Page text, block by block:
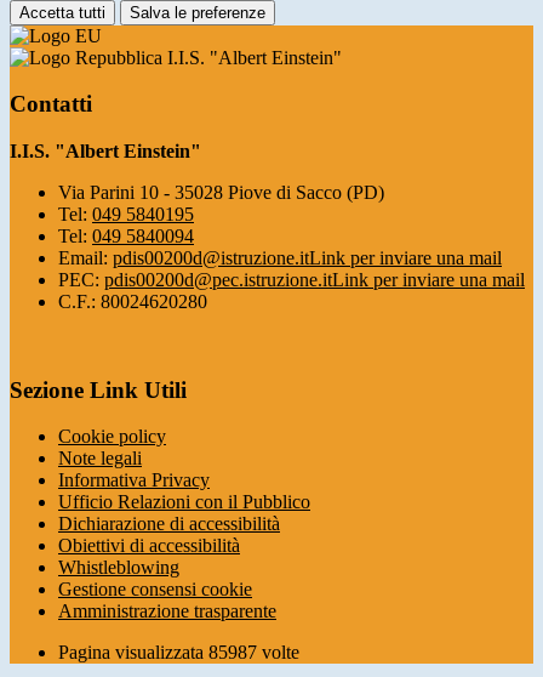
Accetta tutti Salva le preferenze
I.I.S. "Albert Einstein"
Contatti
I.I.S. "Albert Einstein"
Via Parini 10 - 35028 Piove di Sacco (PD)
Tel: 049 5840195
Tel: 049 5840094
Email: pdis00200d@istruzione.itLink per inviare una mail
PEC: pdis00200d@pec.istruzione.itLink per inviare una mail
C.F.: 80024620280
Sezione Link Utili
Cookie policy
Note legali
Informativa Privacy
Ufficio Relazioni con il Pubblico
Dichiarazione di accessibilità
Obiettivi di accessibilità
Whistleblowing
Gestione consensi cookie
Amministrazione trasparente
Pagina visualizzata 85987 volte